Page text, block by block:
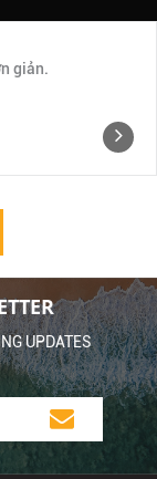
giản.
UPDATES